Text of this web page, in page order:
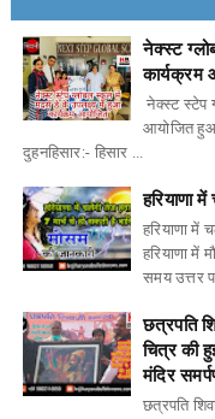
नेक्स्ट
कार्यक्रम
नेक्स्ट स्टेप
आयोजित
दुहनहिसार:- हिसार ...
हरियाणा
हरियाणा में
हरियाणा में
समय उत्तर
छत्रपति
चित्र की
मंदिर
छत्रपति